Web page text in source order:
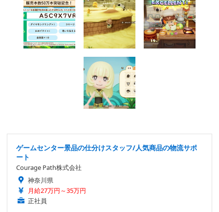
ゲームセンター景品の仕分けスタッフ/人気商品の物流サポ
ート
Courage Path株式会社
神奈川県
月給27万円～35万円
正社員